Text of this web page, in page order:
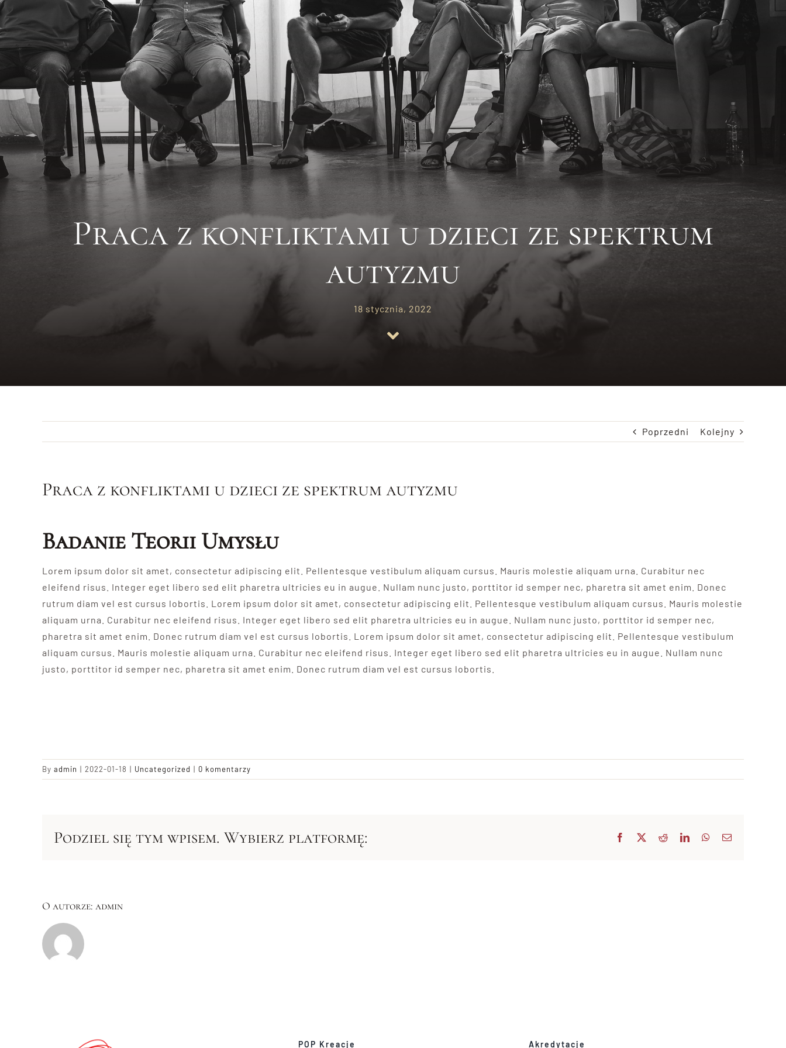
Praca z konfliktami u dzieci ze spektrum
autyzmu
18 stycznia, 2022
Poprzedni Kolejny
Praca z konfliktami u dzieci ze spektrum autyzmu
Badanie Teorii Umysłu
Lorem ipsum dolor sit amet, consectetur adipiscing elit. Pellentesque vestibulum aliquam cursus. Mauris molestie aliquam urna. Curabitur nec
eleifend risus. Integer eget libero sed elit pharetra ultricies eu in augue. Nullam nunc justo, porttitor id semper nec, pharetra sit amet enim. Donec
rutrum diam vel est cursus lobortis. Lorem ipsum dolor sit amet, consectetur adipiscing elit. Pellentesque vestibulum aliquam cursus. Mauris molestie
aliquam urna. Curabitur nec eleifend risus. Integer eget libero sed elit pharetra ultricies eu in augue. Nullam nunc justo, porttitor id semper nec,
pharetra sit amet enim. Donec rutrum diam vel est cursus lobortis. Lorem ipsum dolor sit amet, consectetur adipiscing elit. Pellentesque vestibulum
aliquam cursus. Mauris molestie aliquam urna. Curabitur nec eleifend risus. Integer eget libero sed elit pharetra ultricies eu in augue. Nullam nunc
justo, porttitor id semper nec, pharetra sit amet enim. Donec rutrum diam vel est cursus lobortis.
By admin | 2022-01-18 | Uncategorized | 0 komentarzy
Podziel się tym wpisem. Wybierz platformę: Facebook Reddit LinkedInWhatsApp
O autorze: admin
POP Kreacje Akredytacje